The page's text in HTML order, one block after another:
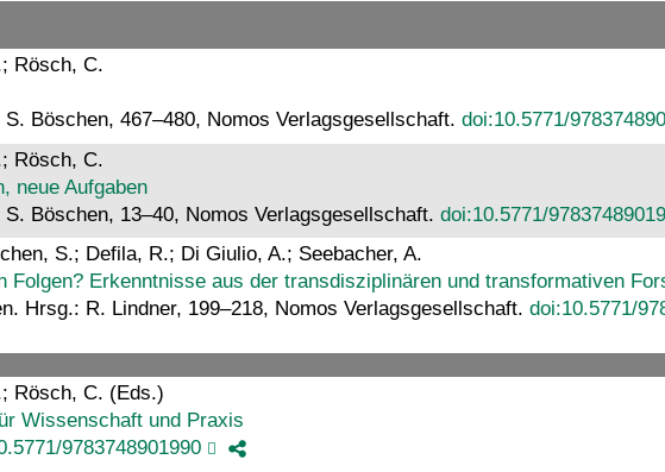
Rösch, C.
Böschen, 467–480, Nomos Verlagsgesellschaft. doi:10.5771/
Rösch, C.
neue Aufgaben
Böschen, 13–40, Nomos Verlagsgesellschaft. doi:10.5771/
S.; Defila, R.; Di Giulio, A.; Seebacher, A.
Erkenntnisse aus der transdisziplinären und transformativen
Hrsg.: R. Lindner, 199–218, Nomos Verlagsgesellschaft. doi:10.5771/
Rösch, C. (Eds.)
Wissenschaft und Praxis
9783748901990